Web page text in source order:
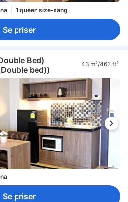
1 queen size-säng
Se priser
Bed)
bed))
43 m²/463 ft²
Se priser